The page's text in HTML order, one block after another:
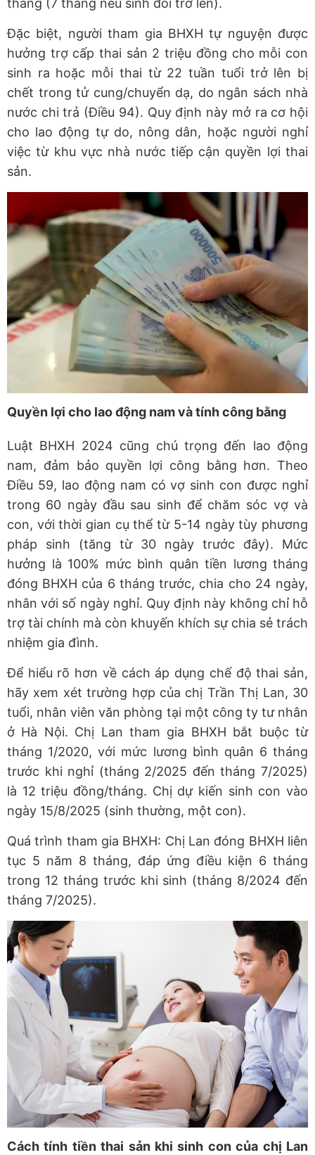
tháng (7 tháng nếu sinh đôi trở lên).
Đặc biệt, người tham gia BHXH tự nguyện được
hưởng trợ cấp thai sản 2 triệu đồng cho mỗi con
sinh ra hoặc mỗi thai từ 22 tuần tuổi trở lên bị
chết trong tử cung/chuyển dạ, do ngân sách nhà
nước chi trả (Điều 94). Quy định này mở ra cơ hội
cho lao động tự do, nông dân, hoặc người nghỉ
việc từ khu vực nhà nước tiếp cận quyền lợi thai
sản.
Quyền lợi cho lao động nam và tính công bằng
Luật BHXH 2024 cũng chú trọng đến lao động
nam, đảm bảo quyền lợi công bằng hơn. Theo
Điều 59, lao động nam có vợ sinh con được nghỉ
trong 60 ngày đầu sau sinh để chăm sóc vợ và
con, với thời gian cụ thể từ 5-14 ngày tùy phương
pháp sinh (tăng từ 30 ngày trước đây). Mức
hưởng là 100% mức bình quân tiền lương tháng
đóng BHXH của 6 tháng trước, chia cho 24 ngày,
nhân với số ngày nghỉ. Quy định này không chỉ hỗ
trợ tài chính mà còn khuyến khích sự chia sẻ trách
nhiệm gia đình.
Để hiểu rõ hơn về cách áp dụng chế độ thai sản,
hãy xem xét trường hợp của chị Trần Thị Lan, 30
tuổi, nhân viên văn phòng tại một công ty tư nhân
ở Hà Nội. Chị Lan tham gia BHXH bắt buộc từ
tháng 1/2020, với mức lương bình quân 6 tháng
trước khi nghỉ (tháng 2/2025 đến tháng 7/2025)
là 12 triệu đồng/tháng. Chị dự kiến sinh con vào
ngày 15/8/2025 (sinh thường, một con).
Quá trình tham gia BHXH: Chị Lan đóng BHXH liên
tục 5 năm 8 tháng, đáp ứng điều kiện 6 tháng
trong 12 tháng trước khi sinh (tháng 8/2024 đến
tháng 7/2025).
Cách tính tiền thai sản khi sinh con của chị Lan